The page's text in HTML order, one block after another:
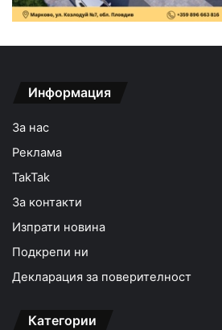
Информация
За нас
Реклама
TakTak
За контакти
Изпрати новина
Подкрепи ни
Декларация за поверителност
Категории